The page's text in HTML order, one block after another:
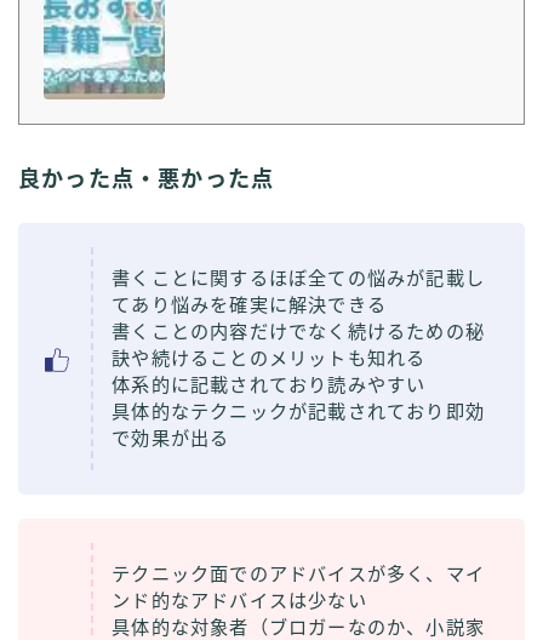
良かった点・悪かった点
書くことに関するほぼ全ての悩みが記載し
てあり悩みを確実に解決できる
書くことの内容だけでなく続けるための秘
訣や続けることのメリットも知れる
体系的に記載されており読みやすい
具体的なテクニックが記載されており即効
で効果が出る
テクニック面でのアドバイスが多く、マイ
ンド的なアドバイスは少ない
具体的な対象者（ブロガーなのか、小説家